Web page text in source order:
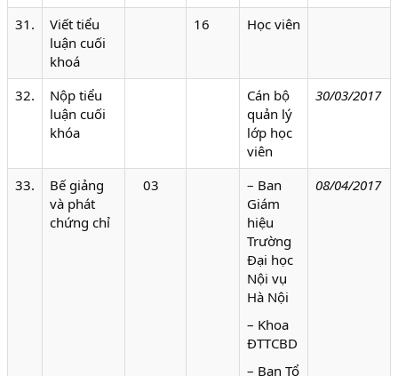
31.
Viết tiểu
luận cuối
khoá
16 Học viên
32.
Nộp tiểu
luận cuối
khóa
Cán bộ
quản lý
lớp học
viên
30/03/2017
33.
Bế giảng
và phát
chứng chỉ
03
– Ban
Giám
hiệu
Trường
Đại học
Nội vụ
Hà Nội
– Khoa
ĐTTCBD
– Ban Tổ
08/04/2017